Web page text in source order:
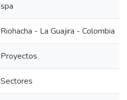
spa
Riohacha - La Guajira - Colombia
Proyectos
Sectores